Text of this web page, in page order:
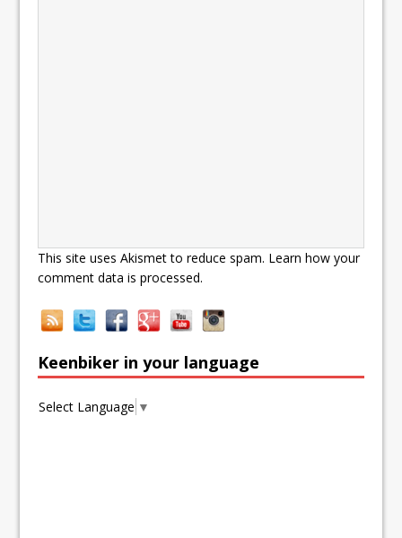
This site uses Akismet to reduce spam. Learn how your
comment data is processed.
Keenbiker in your language
Select Language ▼